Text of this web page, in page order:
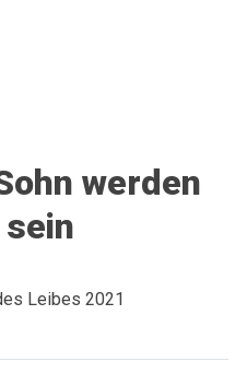
werden
Leibes 2021